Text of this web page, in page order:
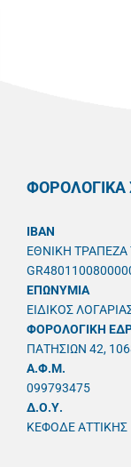
ΦΟΡΟΛΟΓΙΚΑ
IBAN
ΕΘΝΙΚΗ
ΕΠΩΝΥΜΙΑ
ΕΙΔΙΚΟΣ
ΦΟΡΟΛΟΓΙΚΗ
ΠΑΤΗΣΙΩΝ 42,
A.Φ.Μ.
099793475
Δ.Ο.Υ.
ΚΕΦΟΔΕ ΑΤΤΙΚΗΣ